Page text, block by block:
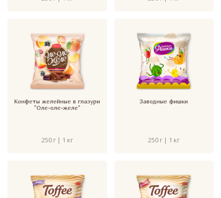
Конфеты желейные в глазури
"Оле-оле-желе"
250 г | 1 кг
Заводные фишки
250 г | 1 кг